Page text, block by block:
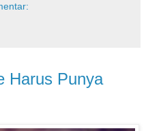
Harus Punya